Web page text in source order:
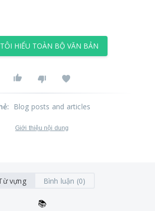
TÔI HIỂU TOÀN BỘ VĂN BẢN
: Blog posts and articles
Giới thiệu nội dung
vựng Bình luận (0)
📚